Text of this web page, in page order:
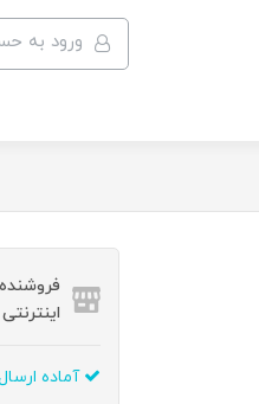
ورود به
آماده